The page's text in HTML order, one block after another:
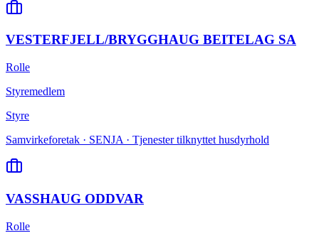
VESTERFJELL/BRYGGHAUG BEITELAG SA
Rolle
Styremedlem
Styre
Samvirkeforetak · SENJA · Tjenester tilknyttet husdyrhold
VASSHAUG ODDVAR
Rolle